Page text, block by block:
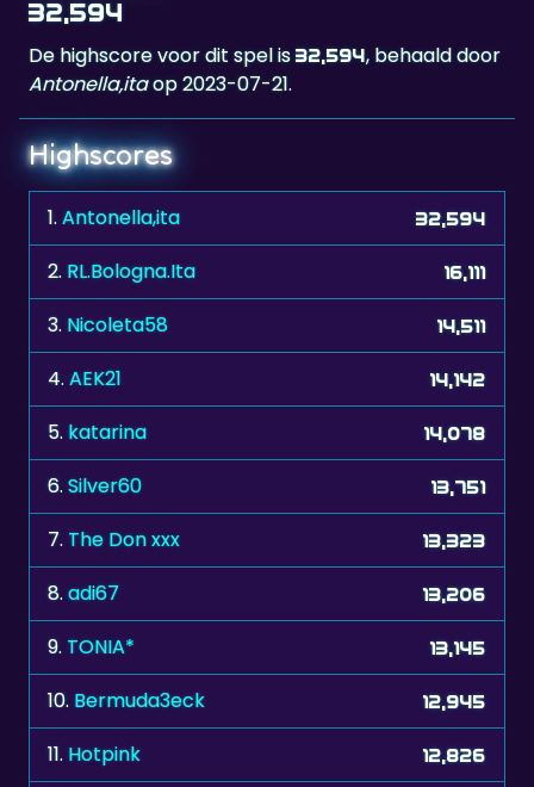
Antonella,ita
Highscores
1.Antonella,ita
2.RL.Bologna.Ita 16,111
3. Nicoleta58 14,511
4.AEK21 14,142
5. katarina 14,078
6. Silver60 13,751
7. The Don xxx 13,323
8. adi67 13,206
9. TONIA* 13,145
10.Bermuda3eck 12,945
11. Hotpink 12,826
12.manresano 12,811